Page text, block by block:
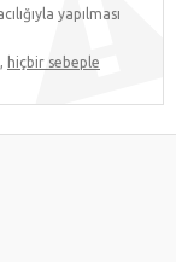
yapılması
hiçbir sebeple